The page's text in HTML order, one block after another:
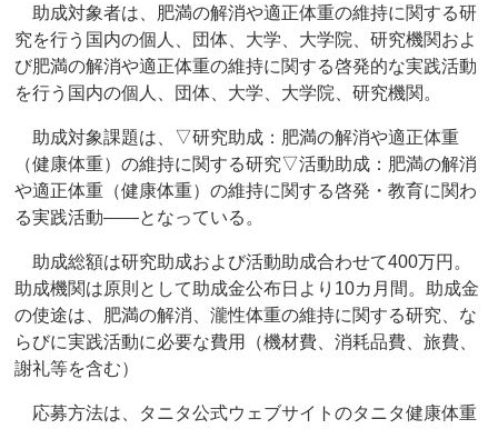
助成対象者は、肥満の解消や適正体重の維持に関する研
究を行う国内の個人、団体、大学、大学院、研究機関およ
び肥満の解消や適正体重の維持に関する啓発的な実践活動
を行う国内の個人、団体、大学、大学院、研究機関。
助成対象課題は、▽研究助成：肥満の解消や適正体重
（健康体重）の維持に関する研究▽活動助成：肥満の解消
や適正体重（健康体重）の維持に関する啓発・教育に関わ
る実践活動――となっている。
助成総額は研究助成および活動助成合わせて400万円。
助成機関は原則として助成金公布日より10カ月間。助成金
の使途は、肥満の解消、瀧性体重の維持に関する研究、な
らびに実践活動に必要な費用（機材費、消耗品費、旅費、
謝礼等を含む）
応募方法は、タニタ公式ウェブサイトのタニタ健康体重